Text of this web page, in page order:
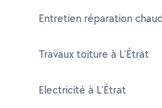
Entretien réparation
Travaux toiture à L'Étrat
Electricité à L'Étrat